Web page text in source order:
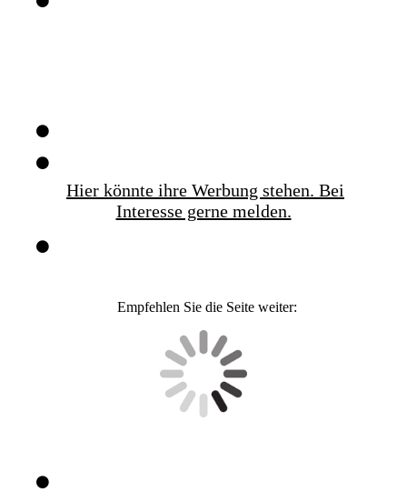
Hier könnte ihre Werbung stehen. Bei
Interesse gerne melden.
Empfehlen Sie die Seite weiter: